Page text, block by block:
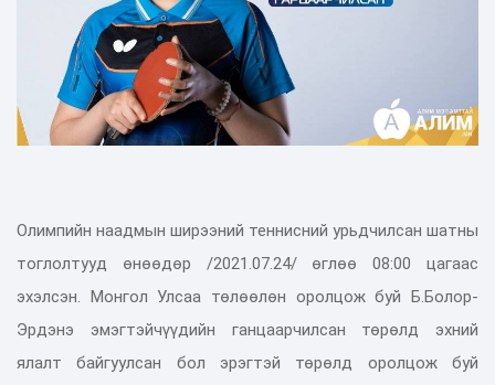
Олимпийн наадмын ширээний теннисний урьдчилсан шатны
тоглолтууд өнөөдөр /2021.07.24/ өглөө 08:00 цагаас
эхэлсэн. Монгол Улсаа төлөөлөн оролцож буй Б.Болор-
Эрдэнэ эмэгтэйчүүдийн ганцаарчилсан төрөлд эхний
ялалт байгуулсан бол эрэгтэй төрөлд оролцож буй